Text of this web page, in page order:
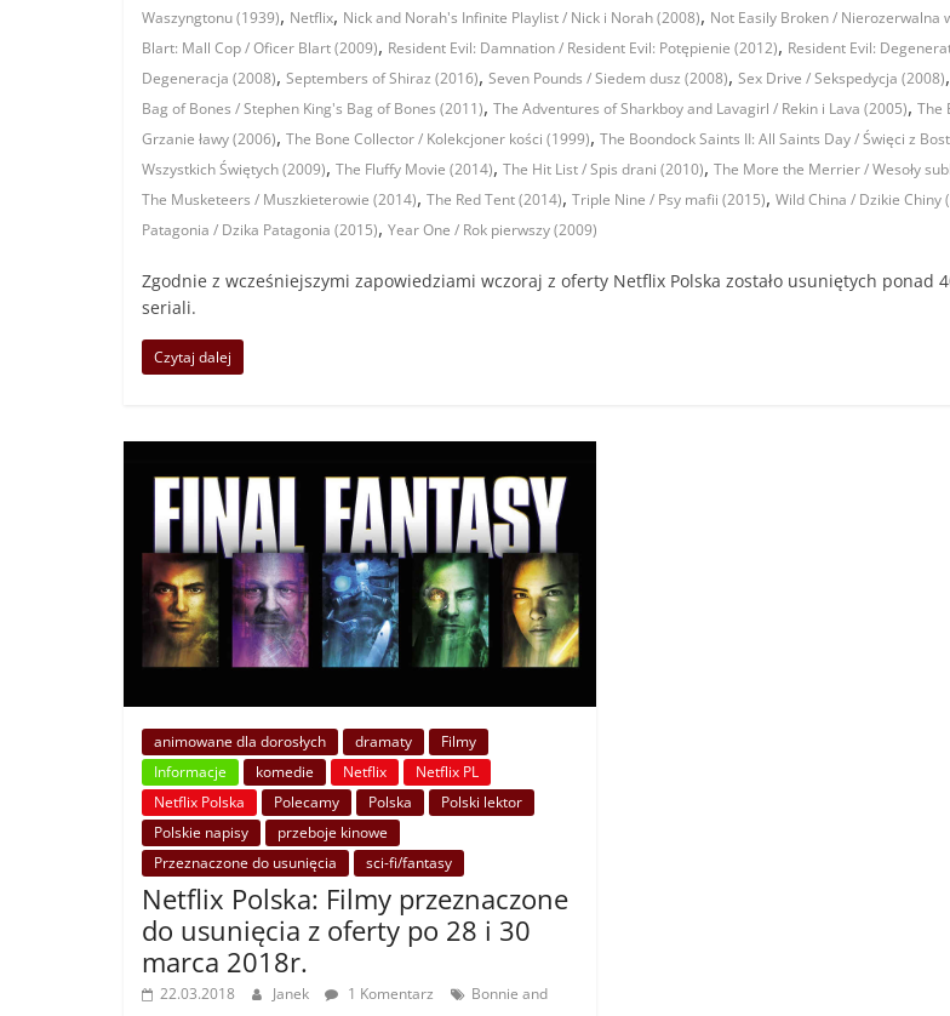
Waszyngtonu (1939), Netflix, Nick and Norah's Infinite Playlist / Nick i Norah (2008), Not Easily Broken / Nierozerwalna
Blart: Mall Cop / Oficer Blart (2009), Resident Evil: Damnation / Resident Evil: Potępienie (2012), Resident Evil:
Degeneracja (2008), Septembers of Shiraz (2016), Seven Pounds / Siedem dusz (2008), Sex Drive / Sekspedycja (2008),
Bag of Bones / Stephen King's Bag of Bones (2011), The Adventures of Sharkboy and Lavagirl / Rekin i Lava (2005), The
Grzanie ławy (2006), The Bone Collector / Kolekcjoner kości (1999), The Boondock Saints II: All Saints Day / Święci z
Wszystkich Świętych (2009), The Fluffy Movie (2014), The Hit List / Spis drani (2010), The More the Merrier / Wesoły
The Musketeers / Muszkieterowie (2014), The Red Tent (2014), Triple Nine / Psy mafii (2015), Wild China / Dzikie Chiny
Patagonia / Dzika Patagonia (2015), Year One / Rok pierwszy (2009)
Zgodnie z wcześniejszymi zapowiedziami wczoraj z oferty Netflix Polska zostało usuniętych ponad
seriali.
Czytaj dalej
animowane dla dorosłych dramaty
Filmy
Informacje
komedie Netflix
Netflix PL
Netflix Polska
Polecamy Polska
Polski lektor
Polskie napisy
przeboje kinowe
Przeznaczone do usunięcia
sci-fi/fantasy
Netflix Polska: Filmy przeznaczone
do usunięcia z oferty po 28 i 30
marca 2018r.
22.03.2018 Janek 1 Komentarz
Bonnie and